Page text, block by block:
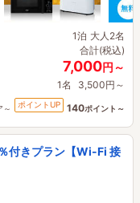
1泊 大人2名
合計(税込)
7,000円～
1名 3,500円～
～ ポイントUP 140ポイント～
付きプラン【Wi-Fi 接